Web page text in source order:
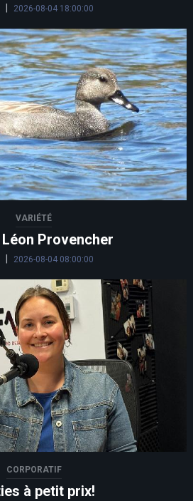
| 2026-08-04 18:00:00
VARIÉTÉ
Provencher
2026-08-04 08:00:00
CORPORATIF
à petit prix!